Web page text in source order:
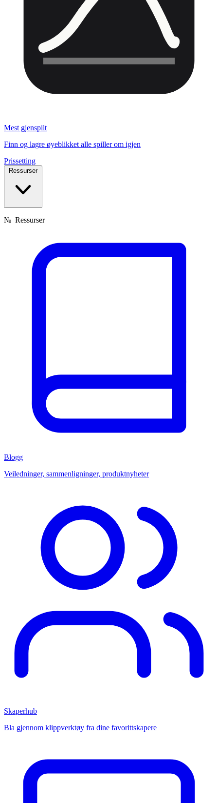
Mest gjenspilt
Finn og lagre øyeblikket alle spiller om igjen
Prissetting
Ressurser
№ Ressurser
Blogg
Veiledninger, sammenligninger, produktnyheter
Skaperhub
Bla gjennom klippverktøy fra dine favorittskapere